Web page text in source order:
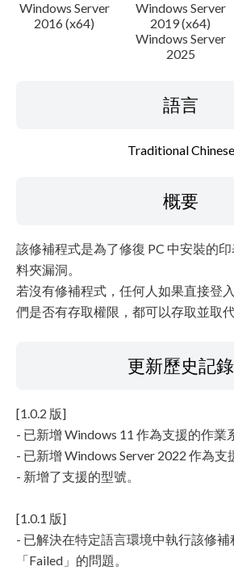
Windows Server
2016 (x64)
Windows Server
2019 (x64)
Windows Server
2025
語言
Traditional Chinese
概要
該修補程式是為了修復 PC 中安裝的
料夾漏洞。
若沒有修補程式，任何人如果直接登
們是否有存取權限，都可以存取並取
更新歷史記錄
[1.0.2 版]
- 已新增 Windows 11 作為支援的作業
- 已新增 Windows Server 2022 作為支
- 新增了支援的型號。
[1.0.1 版]
- 已解決在特定語言環境中執行該修
「Failed」的問題。